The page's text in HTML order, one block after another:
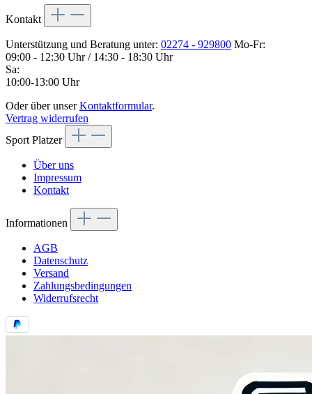
Kontakt
Unterstützung und Beratung unter: 02274 - 929800 Mo-Fr:
09:00 - 12:30 Uhr / 14:30 - 18:30 Uhr
Sa:
10:00-13:00 Uhr
Oder über unserKontaktformular.
Vertrag widerrufen
Sport Platzer
Über uns
Impressum
Kontakt
Informationen
AGB
Datenschutz
Versand
Zahlungsbedingungen
Widerrufsrecht